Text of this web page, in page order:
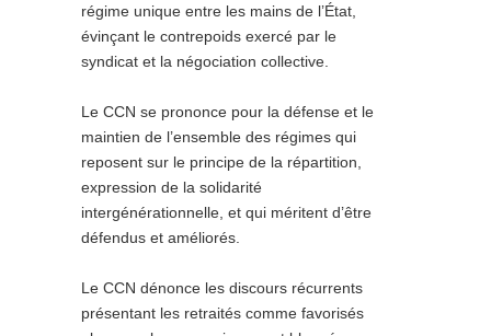
régime unique entre les mains de l’État,
évinçant le contrepoids exercé par le
syndicat et la négociation collective.
Le CCN se prononce pour la défense et le
maintien de l’ensemble des régimes qui
reposent sur le principe de la répartition,
expression de la solidarité
intergénérationnelle, et qui méritent d’être
défendus et améliorés.
Le CCN dénonce les discours récurrents
présentant les retraités comme favorisés